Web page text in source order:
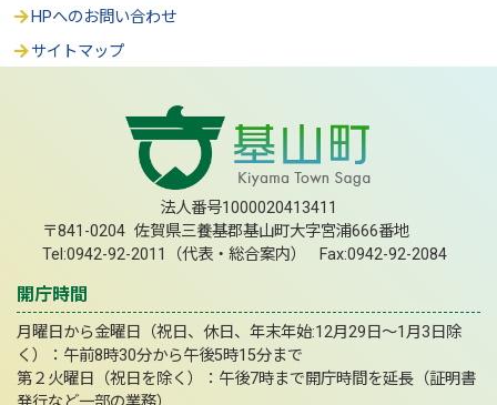
HPへのお問い合わせ
サイトマップ
法人番号1000020413411
〒841-0204 佐賀県三養基郡基山町大字宮浦666番地
Tel:0942-92-2011（代表・総合案内） Fax:0942-92-2084
開庁時間
月曜日から金曜日（祝日、休日、年末年始:12月29日～1月3日除
く）：午前8時30分から午後5時15分まで
第２火曜日（祝日を除く）：午後7時まで開庁時間を延長（証明書